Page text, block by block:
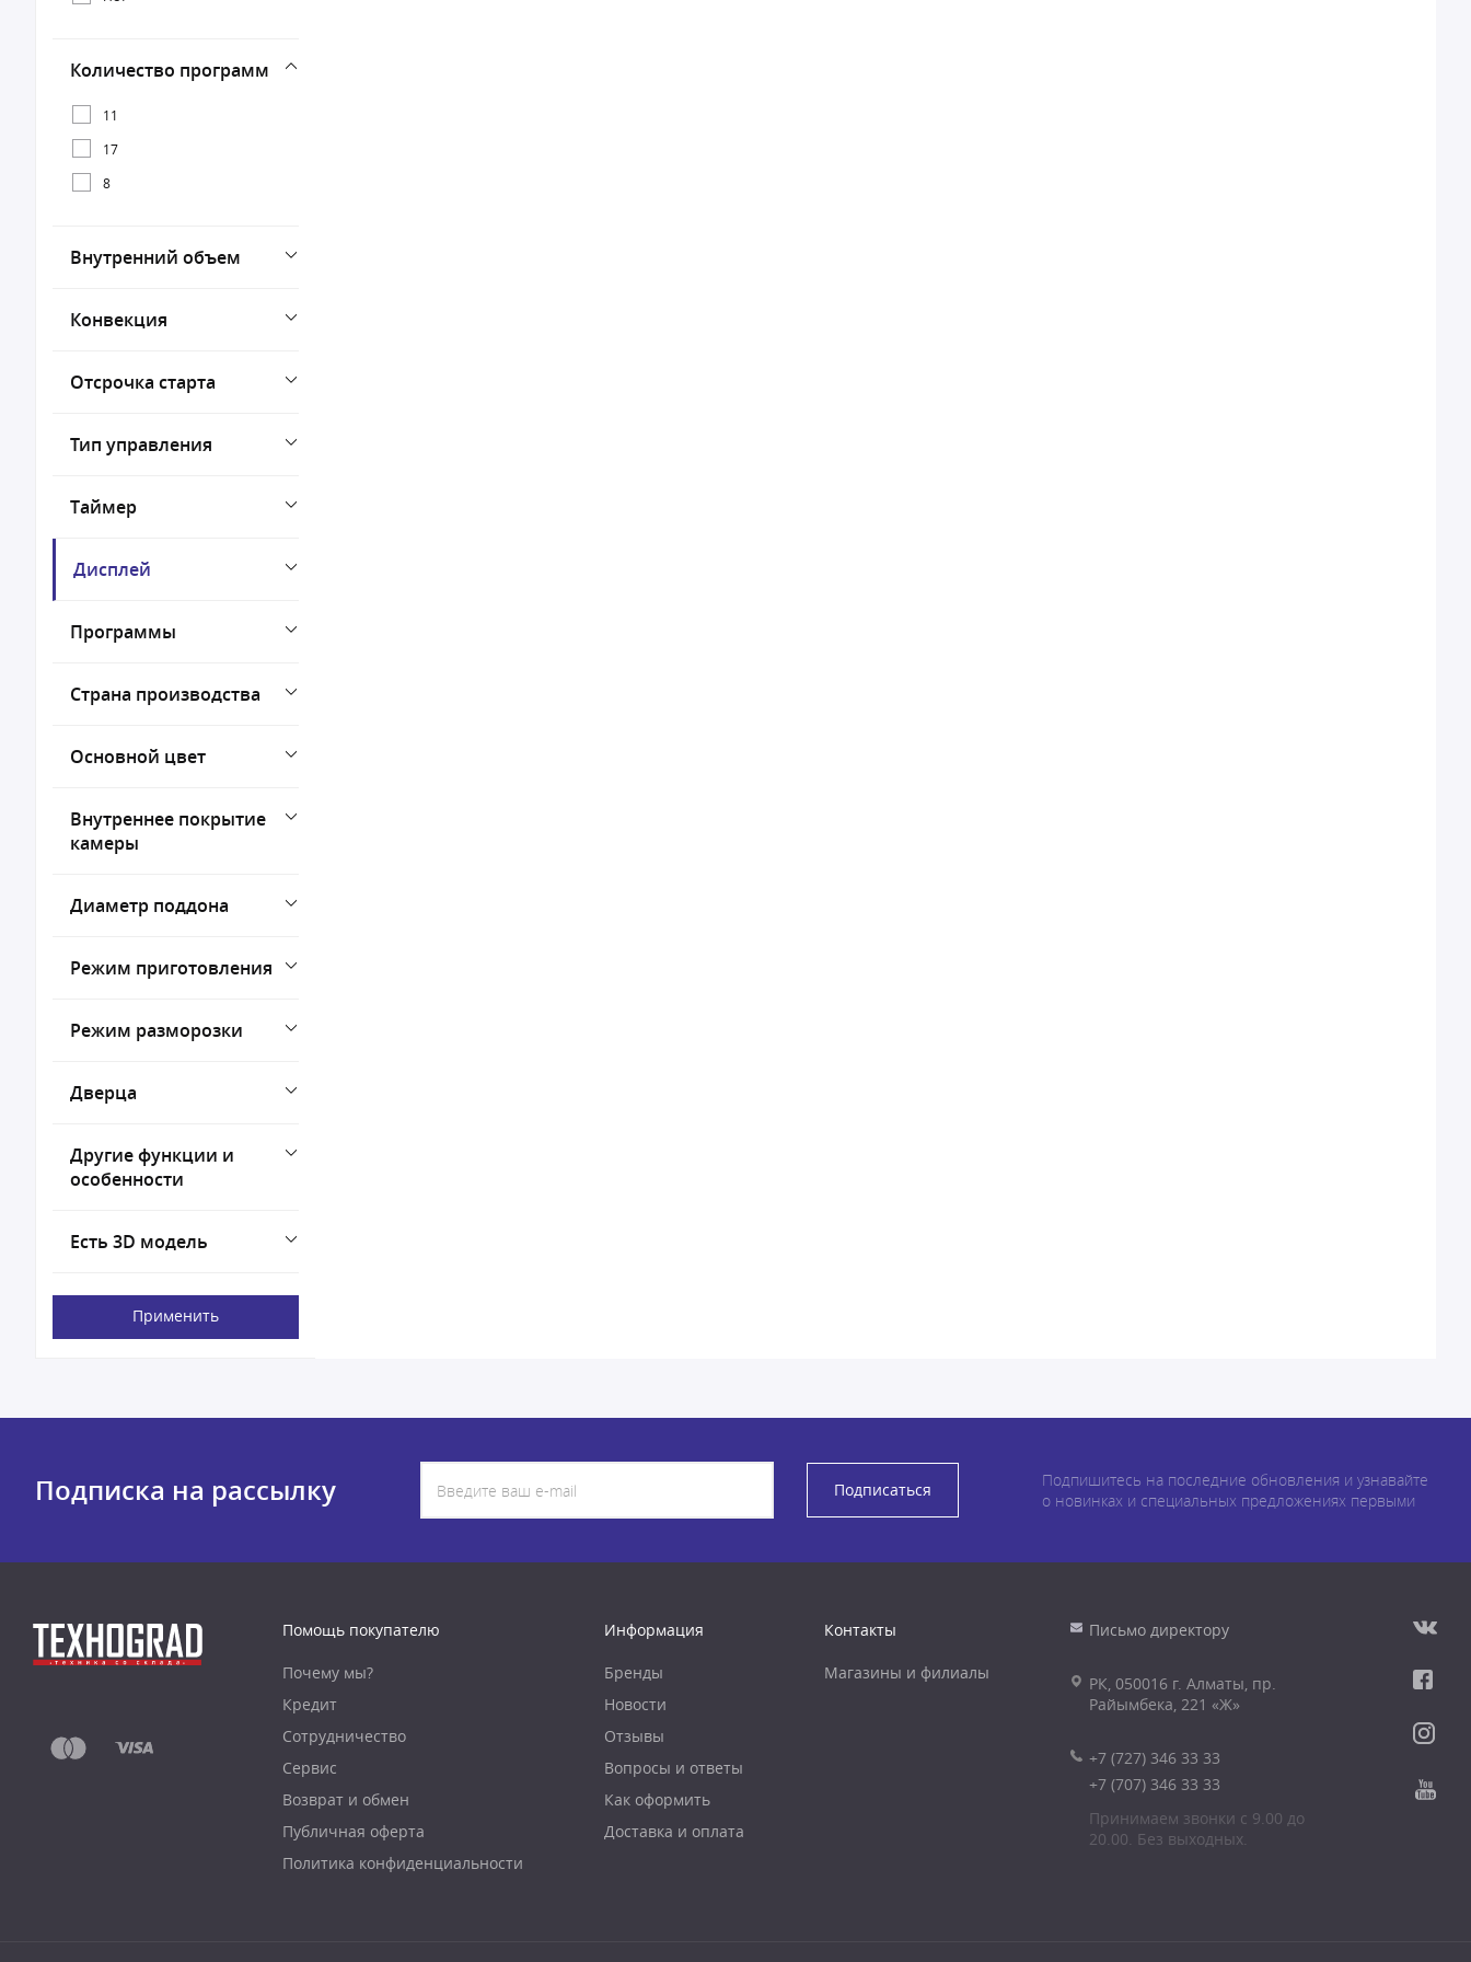
Количество программ
11
17
8
Внутренний объем
Конвекция
Отсрочка старта
Тип управления
Таймер
Дисплей
Программы
Страна производства
Основной цвет
Внутреннее покрытие
камеры
Диаметр поддона
Режим приготовления
Режим разморозки
Дверца
Другие функции и
особенности
Есть 3D модель
Применить
Подписка на рассылку Подписаться
Подпишитесь на последние обновления и узнавайте
о новинках и специальных предложениях первыми
Помощь покупателю
Почему мы?
Кредит
Сотрудничество
Сервис
Возврат и обмен
Публичная оферта
Политика конфиденциальности
Информация
Бренды
Новости
Отзывы
Вопросы и ответы
Как оформить
Доставка и оплата
Контакты
Магазины и филиалы
Письмо директору
РК, 050016 г. Алматы, пр.
Райымбека, 221 «Ж»
+7 (727) 346 33 33
+7 (707) 346 33 33
Принимаем звонки с 9.00 до
20.00. Без выходных.